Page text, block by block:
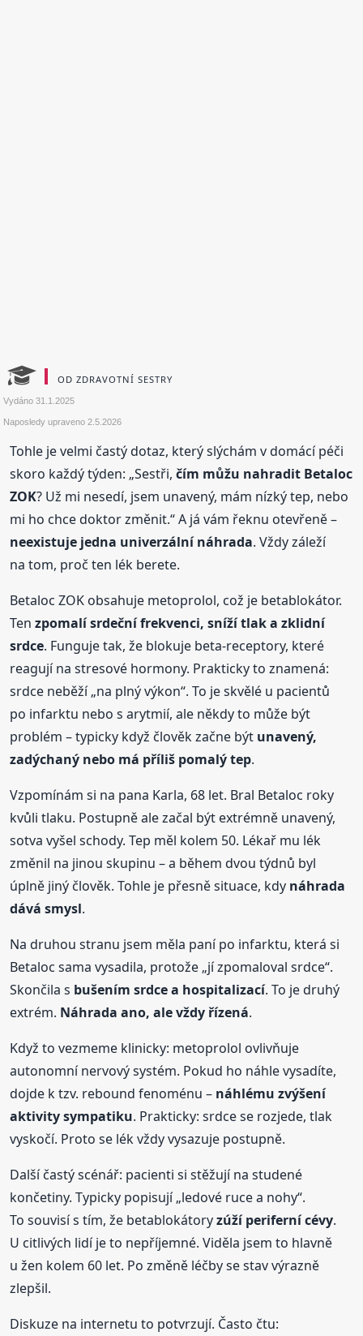
OD ZDRAVOTNÍ SESTRY
Vydáno31.1.2025
Naposledy upraveno2.5.2026
Tohle je velmi častý dotaz, který slýchám v domácí péči
skoro každý týden: „Sestři,čím můžu nahradit Betaloc
ZOK? Už mi nesedí, jsem unavený, mám nízký tep, nebo
mi ho chce doktor změnit.“ A já vám řeknu otevřeně –
neexistuje jedna univerzální náhrada. Vždy záleží
na tom, proč ten lék berete.
Betaloc ZOK obsahuje metoprolol, což je betablokátor.
Tenzpomalí srdeční frekvenci, sníží tlak a zklidní
srdce. Funguje tak, že blokuje beta-receptory, které
reagují na stresové hormony. Prakticky to znamená:
srdce neběží „na plný výkon“. To je skvělé u pacientů
po infarktu nebo s arytmií, ale někdy to může být
problém – typicky když člověk začne být unavený,
zadýchaný nebo má příliš pomalý tep.
Vzpomínám si na pana Karla, 68 let. Bral Betaloc roky
kvůli tlaku. Postupně ale začal být extrémně unavený,
sotva vyšel schody. Tep měl kolem 50. Lékař mu lék
změnil na jinou skupinu – a během dvou týdnů byl
úplně jiný člověk. Tohle je přesně situace, kdy náhrada
dává smysl.
Na druhou stranu jsem měla paní po infarktu, která si
Betaloc sama vysadila, protože „jí zpomaloval srdce“.
Skončila s bušením srdce a hospitalizací. To je druhý
extrém. Náhrada ano, ale vždy řízená.
Když to vezmeme klinicky: metoprolol ovlivňuje
autonomní nervový systém. Pokud ho náhle vysadíte,
dojde k tzv. rebound fenoménu – náhlému zvýšení
aktivity sympatiku. Prakticky: srdce se rozjede, tlak
vyskočí. Proto se lék vždy vysazuje postupně.
Další častý scénář: pacienti si stěžují na studené
končetiny. Typicky popisují „ledové ruce a nohy“.
To souvisí s tím, že betablokátoryzúží periferní cévy.
U citlivých lidí je to nepříjemné. Viděla jsem to hlavně
u žen kolem 60 let. Po změně léčby se stav výrazně
zlepšil.
Diskuze na internetu to potvrzují. Často čtu: